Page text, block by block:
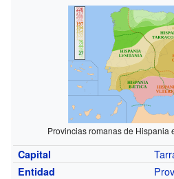
Provincias romanas de Hispania
Capital
Entidad